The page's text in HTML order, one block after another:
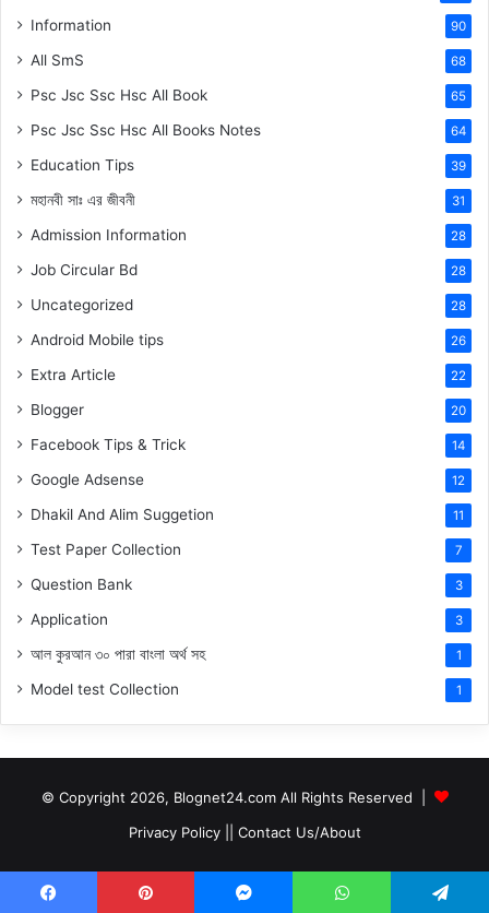
Information 90
All SmS 68
Psc Jsc Ssc Hsc All Book 65
Psc Jsc Ssc Hsc All Books Notes 64
Education Tips 39
মহানবী সাঃ এর জীবনী 31
Admission Information 28
Job Circular Bd 28
Uncategorized 28
Android Mobile tips 26
Extra Article 22
Blogger 20
Facebook Tips & Trick 14
Google Adsense 12
Dhakil And Alim Suggetion 11
Test Paper Collection 7
Question Bank 3
Application 3
আল কুরআন ৩০ পারা বাংলা অর্থ সহ 1
Model test Collection 1
© Copyright 2026, Blognet24.com All Rights Reserved |
Privacy Policy|| Contact Us/About